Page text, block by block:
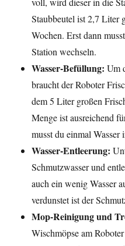
Staubbeutel ist 2,7 Liter
Wochen. Erst dann
Station wechseln.
Wasser-Befüllung: Um
braucht der Roboter
dem 5 Liter großen
Menge ist ausreichend
musst du einmal
Wasser-Entleerung:
Schmutzwasser und
auch ein wenig Wasser
verdunstet ist der
Mop-Reinigung und
Wischmöpse am